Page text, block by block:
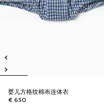
婴儿方格纹棉布连体衣
€ 650